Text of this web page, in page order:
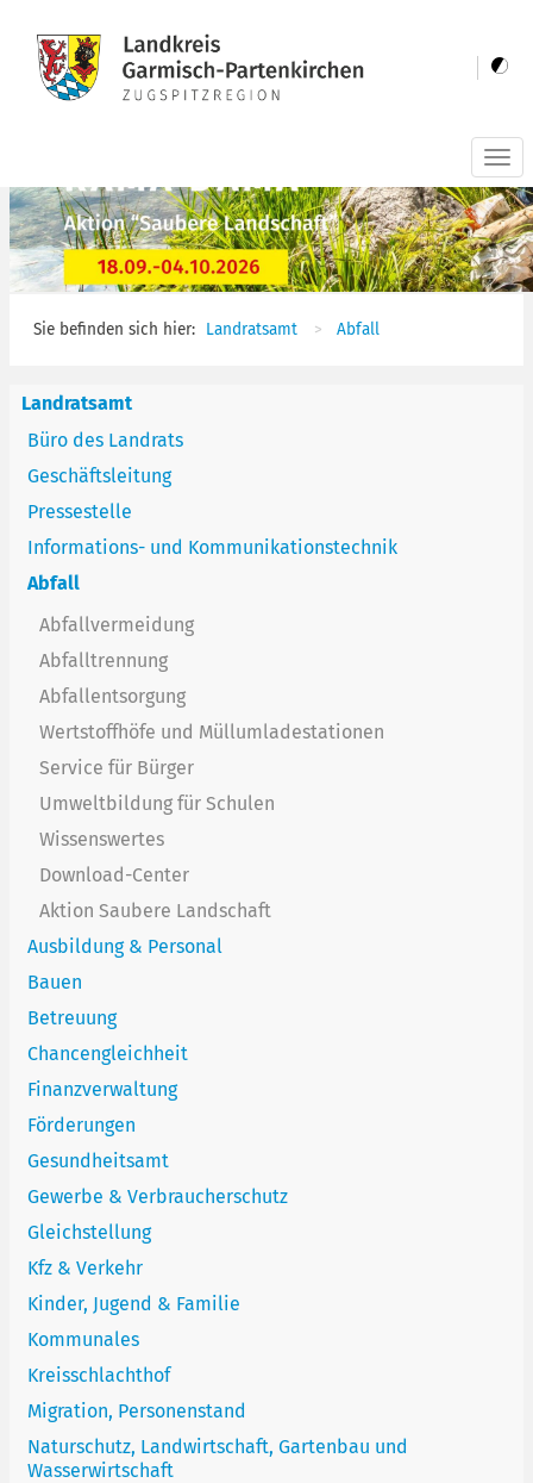
Sie befinden sich hier: Landratsamt Abfall
Landratsamt
Büro des Landrats
Geschäftsleitung
Pressestelle
Informations- und Kommunikationstechnik
Abfall
Abfallvermeidung
Abfalltrennung
Abfallentsorgung
Wertstoffhöfe und Müllumladestationen
Service für Bürger
Umweltbildung für Schulen
Wissenswertes
Download-Center
Aktion Saubere Landschaft
Ausbildung & Personal
Bauen
Betreuung
Chancengleichheit
Finanzverwaltung
Förderungen
Gesundheitsamt
Gewerbe & Verbraucherschutz
Gleichstellung
Kfz & Verkehr
Kinder, Jugend & Familie
Kommunales
Kreisschlachthof
Migration, Personenstand
Naturschutz, Landwirtschaft, Gartenbau und
Wasserwirtschaft